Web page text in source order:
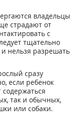
владельцы
страдают от
с
тщательно
нельзя разрешать
сразу
если ребенок
содержаться
так и обычных,
или собаки.